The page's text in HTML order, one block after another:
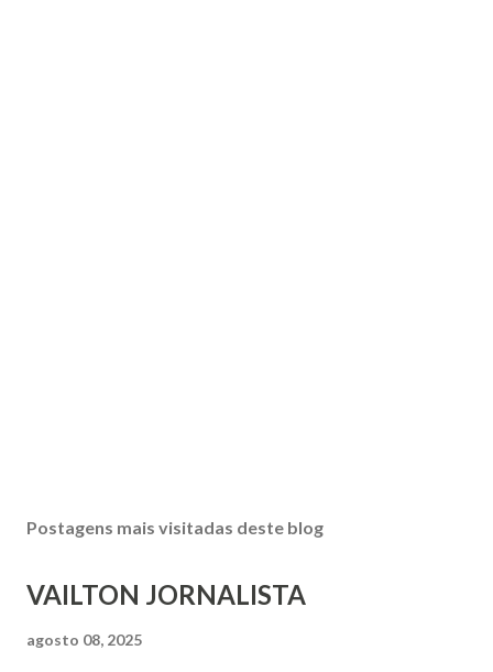
Postagens mais visitadas deste blog
VAILTON JORNALISTA
agosto 08, 2025